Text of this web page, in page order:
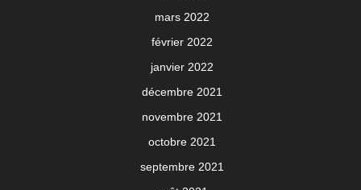
mars 2022
février 2022
janvier 2022
décembre 2021
novembre 2021
octobre 2021
septembre 2021